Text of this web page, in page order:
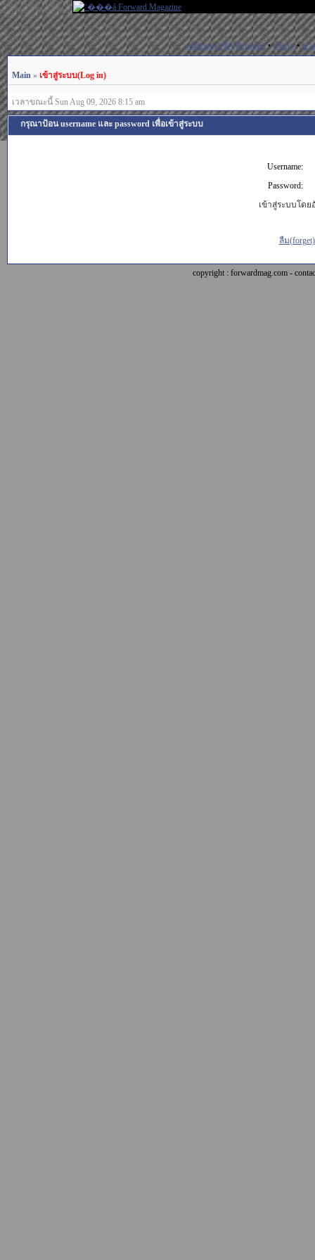
สมัครสมาชิก(Register)•ค้นหา•ช่ว
Main » เข้าสู่ระบบ(Log in)
เวลาขณะนี้ Sun Aug 09, 2026 8:15 am
กรุณาป้อน username และ password เพื่อเข้าสู่ระบบ
Username:
Password:
เข้าสู่ระบบโดย
ลืม
copyright : forwardmag.com -